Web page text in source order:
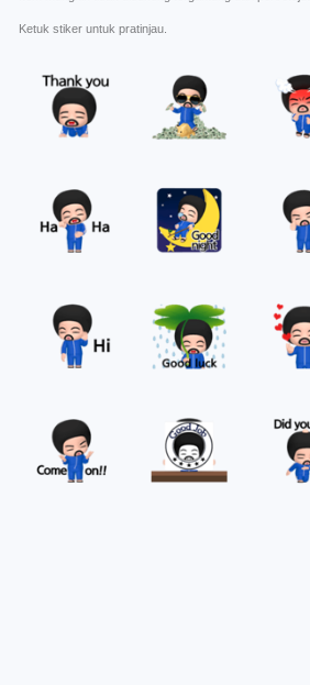
Ketuk stiker untuk pratinjau.